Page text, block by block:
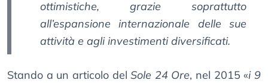
ottimistiche, grazie soprattutto
all’espansione internazionale delle sue
attività e agli investimenti diversificati.
Stando a un articolo delSole 24 Ore, nel 2015 «i 9